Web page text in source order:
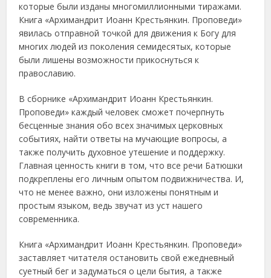
которые были изданы многомиллионными тиражами.
Книга «Архимандрит Иоанн Крестьянкин. Проповеди»
явилась отправной точкой для движения к Богу для
многих людей из поколения семидесятых, которые
были лишены возможности прикоснуться к
православию.
В сборнике «Архимандрит Иоанн Крестьянкин.
Проповеди» каждый человек сможет почерпнуть
бесценные знания обо всех значимых церковных
событиях, найти ответы на мучающие вопросы, а
также получить духовное утешение и поддержку.
Главная ценность книги в том, что все речи Батюшки
подкреплены его личным опытом подвижничества. И,
что не менее важно, они изложены понятным и
простым языком, ведь звучат из уст нашего
современника.
Книга «Архимандрит Иоанн Крестьянкин. Проповеди»
заставляет читателя остановить свой ежедневный
суетный бег и задуматься о цели бытия, а также